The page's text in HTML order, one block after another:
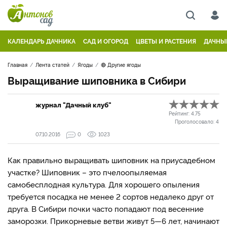
КАЛЕНДАРЬ ДАЧНИКА САД И ОГОРОД ЦВЕТЫ И РАСТЕНИЯ
Главная Лента статей Ягоды 🔴 Другие ягоды
Выращивание шиповника в Сибири
журнал "Дачный клуб"
Рейтинг: 4.75
Проголосовало: 4
07.10.2016
0 1023
Как правильно выращивать шиповник на приусадебном
участке? Шиповник – это пчелоопыляемая
самобесплодная культура. Для хорошего опыления
требуется посадка не менее 2 сортов недалеко друг от
друга. В Сибири почки часто попадают под весенние
заморозки. Прикорневые ветви живут 5—6 лет, начинают